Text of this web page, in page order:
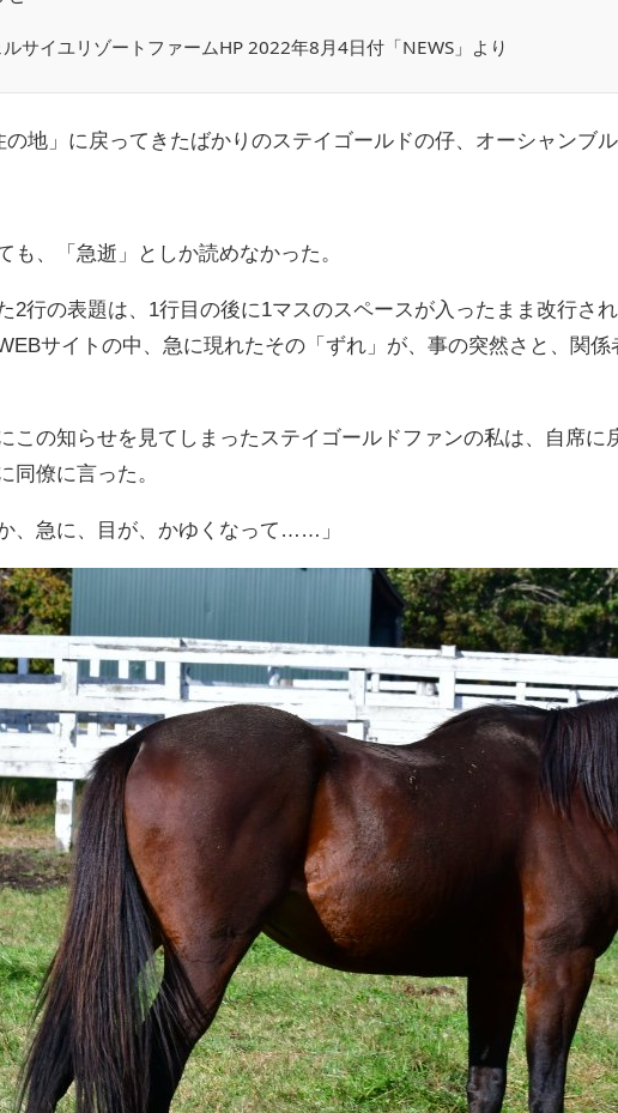
サイユリゾートファームHP 2022年8月4日付「NEWS」より
の地」に戻ってきたばかりのステイゴールドの仔、オーシャンブ
も、「急逝」としか読めなかった。
2行の表題は、1行目の後に1マスのスペースが入ったまま改行さ
サイトの中、急に現れたその「ずれ」が、事の突然さと、関
この知らせを見てしまったステイゴールドファンの私は、自席に
同僚に言った。
、急に、目が、かゆくなって……」